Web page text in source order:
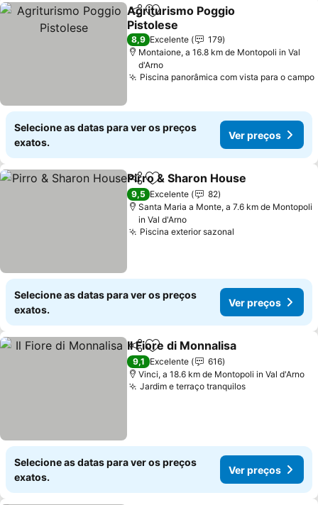
PartilharAdicionar aos favoritos
Agriturismo Poggio
Pistolese
Ver preços
8,9 Excelente
179
Montaione, a 16.8 km de Montopoli in Val
d'Arno
Piscina panorâmica com vista para o campo
Selecione as datas para ver os preços
exatos.
Ver preços
PartilharAdicionar aos favoritos
Pirro & Sharon House
9,5 Excelente
82
Santa Maria a Monte, a 7.6 km de Montopoli
in Val d'Arno
Piscina exterior sazonal
Selecione as datas para ver os preços
exatos.
Ver preços
PartilharAdicionar aos favoritos
Il Fiore di Monnalisa
9,1 Excelente
616
Vinci, a 18.6 km de Montopoli in Val d'Arno
Jardim e terraço tranquilosVer preços
Selecione as datas para ver os preços
exatos.
Ver preços